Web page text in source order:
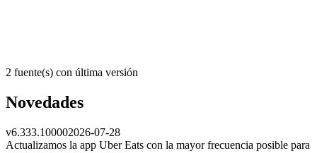
2 fuente(s) con última versión
Novedades
v6.333.100002026-07-28
Actualizamos la app Uber Eats con la mayor frecuencia posible para